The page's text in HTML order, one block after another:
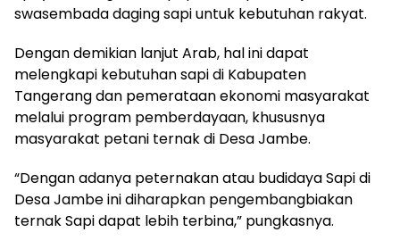
swasembada daging sapi untuk kebutuhan rakyat.
Dengan demikian lanjut Arab, hal ini dapat
melengkapi kebutuhan sapi di Kabupaten
Tangerang dan pemerataan ekonomi masyarakat
melalui program pemberdayaan, khususnya
masyarakat petani ternak di Desa Jambe.
“Dengan adanya peternakan atau budidaya Sapi di
Desa Jambe ini diharapkan pengembangbiakan
ternak Sapi dapat lebih terbina,” pungkasnya.